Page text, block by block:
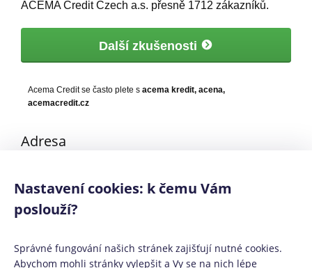
ACEMA Credit Czech a.s. přesně 1712 zákazníků.
Další zkušenosti
Acema Credit se často plete s acema kredit, acena,
acemacredit.cz
Adresa
Poslední aktualizace obsahu: 5. 1. 2026
Nastavení cookies: k čemu Vám
poslouží?
Správné fungování našich stránek zajišťují nutné cookies.
Abychom mohli stránky vylepšit a Vy se na nich lépe